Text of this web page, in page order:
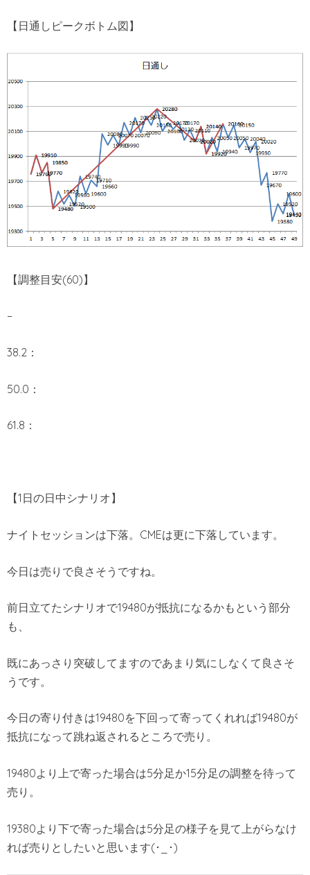
【日通しピークボトム図】
【調整目安(60)】
–
38.2：
50.0：
61.8：
【1日の日中シナリオ】
ナイトセッションは下落。CMEは更に下落しています。
今日は売りで良さそうですね。
前日立てたシナリオで19480が抵抗になるかもという部分
も、
既にあっさり突破してますのであまり気にしなくて良さそ
うです。
今日の寄り付きは19480を下回って寄ってくれれば19480が
抵抗になって跳ね返されるところで売り。
19480より上で寄った場合は5分足か15分足の調整を待って
売り。
19380より下で寄った場合は5分足の様子を見て上がらなけ
れば売りとしたいと思います(･_･)